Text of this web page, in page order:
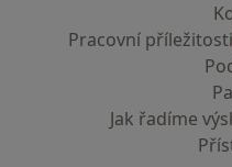
Pracovní příležitosti
Jak řadíme